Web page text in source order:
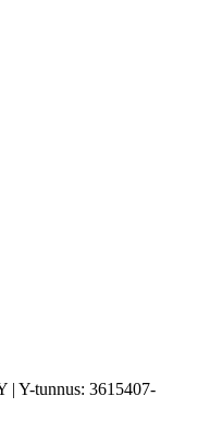
Y-tunnus: 3615407-